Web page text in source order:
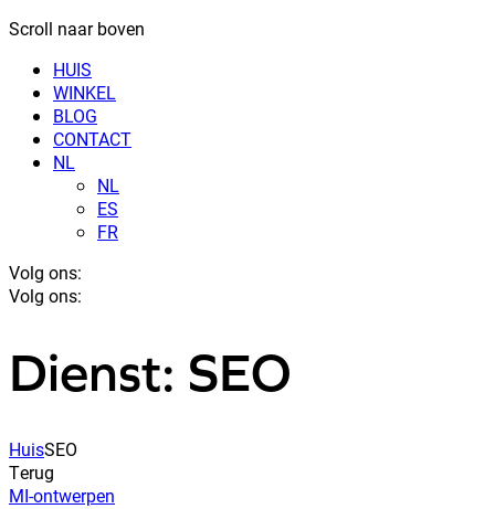
Scroll naar boven
HUIS
WINKEL
BLOG
CONTACT
NL
NL
ES
FR
Volg ons:
Volg ons:
Dienst: SEO
HuisSEO
Terug
MI-ontwerpen